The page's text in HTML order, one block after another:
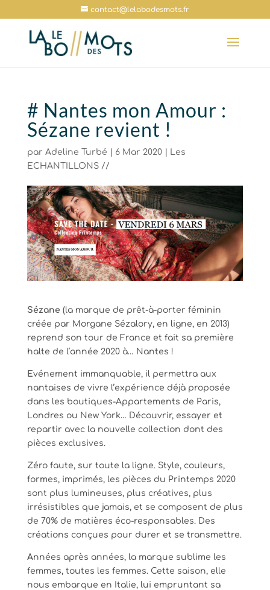
contact@lelabodesmots.fr
# Nantes mon Amour :
Sézane revient !
par Adeline Turbé 6 Mar 2020|
Les
ECHANTILLONS //
Sézane (la marque de prêt-à-porter féminin
créée par Morgane Sézalory, en ligne, en 2013)
reprend son tour de France et fait sa première
halte de l’année 2020 à… Nantes !
Evénement immanquable, il permettra aux
nantaises de vivre l’expérience déjà proposée
dans les boutiques-Appartements de Paris,
Londres ou New York… Découvrir, essayer et
repartir avec la nouvelle collection dont des
pièces exclusives.
Zéro faute, sur toute la ligne. Style, couleurs,
formes, imprimés, les pièces du Printemps 2020
sont plus lumineuses, plus créatives, plus
irrésistibles que jamais, et se composent de plus
de 70% de matières éco-responsables. Des
créations conçues pour durer et se transmettre.
Années après années, la marque sublime les
femmes, toutes les femmes. Cette saison, elle
nous embarque en Italie, lui empruntant sa